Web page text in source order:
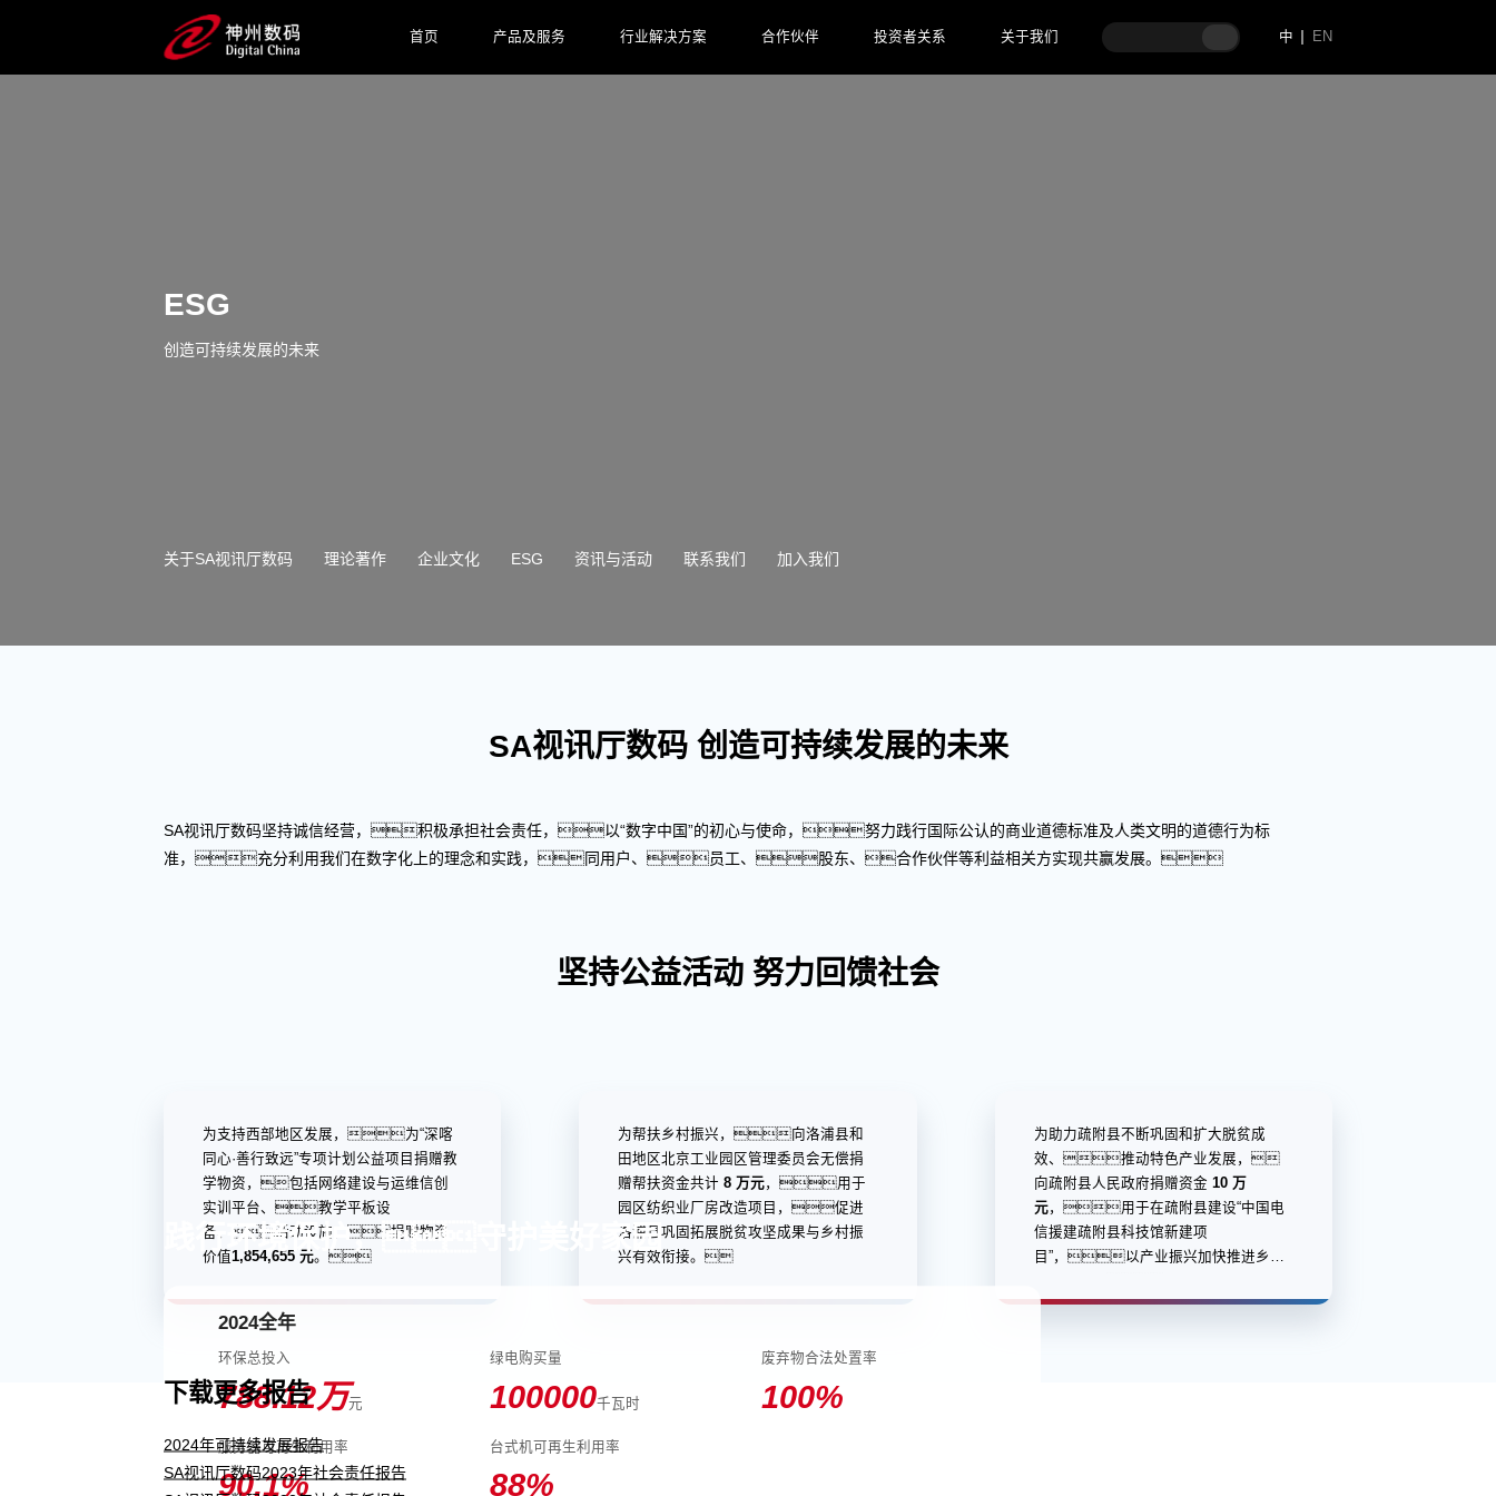
首页 产品及服务 行业解决方案 合作伙伴 投资者关系 关于我们 中 EN
ESG
创造可持续发展的未来
关于SA视讯厅数码 理论著作 企业文化 ESG 资讯与活动 联系我们 加入我们
SA视讯厅数码 创造可持续发展的未来
SA视讯厅数码坚持诚信经营，积极承担社会责任，以“数字中国”的初心与使命，努力践行国际公认的商业道德标准及人类文明的道德行为标
准，充分利用我们在数字化上的理念和实践，同用户、员工、股东、合作伙伴等利益相关方实现共赢发展。
坚持公益活动 努力回馈社会
为支持西部地区发展，为“深喀
同心·善行致远”专项计划公益项目捐赠教
学物资，包括网络建设与运维信创
实训平台、教学平板设
备、活动设施，捐赠物资
价值1,854,655 元。
为帮扶乡村振兴，向洛浦县和
田地区北京工业园区管理委员会无偿捐
赠帮扶资金共计 8 万元，用于
园区纺织业厂房改造项目，促进
洛浦县巩固拓展脱贫攻坚成果与乡村振
兴有效衔接。
为助力疏附县不断巩固和扩大脱贫成
效、推动特色产业发展，
向疏附县人民政府捐赠资金 10 万
元，用于在疏附县建设“中国电
信援建疏附县科技馆新建项
目”，以产业振兴加快推进乡村
践行环境保护，守护美好家园
2024全年
环保总投入
788.12万元
绿电购买量
100000千瓦时
废弃物合法处置率
100%
服务器可再生利用率
90.1%
台式机可再生利用率
88%
下载更多报告
2024年可持续发展报告
SA视讯厅数码2023年社会责任报告